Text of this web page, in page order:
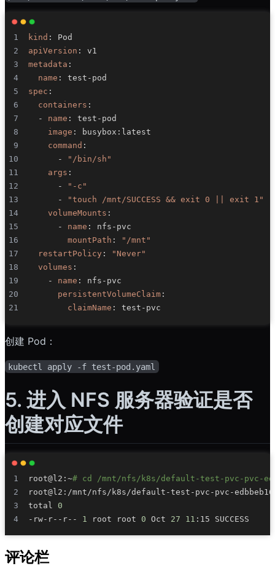
kind :
apiVersion :
metadata :
name : test -
spec :
containers :
-
name : test -
image : busybox :
command :
-
"/bin/sh"
args :
-
"-c"
-
"touch /mnt/SUCCESS && exit 0 || exit 1"
volumeMounts :
-
name : nfs -
mountPath :
"/mnt"
restartPolicy :
"Never"
volumes :
-
name : nfs -
persistentVolumeClaim :
claimName : test -
创建 Pod：
kubectl apply -f test-pod.yaml
5. 进入 NFS 服务器验证是否
创建对应文件
root@l2:~# cd /mnt/nfs/k8s/default-test-pvc-pvc-
root@l2:/mnt/nfs/k8s/default-test-pvc-pvc-edbbeb16-
total 0
-rw-r--r-- 1 root root 0 Oct 27 11
评论栏